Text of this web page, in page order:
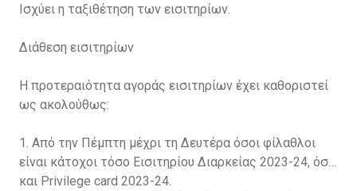
Ισχύει η ταξιθέτηση των εισιτηρίων.
Διάθεση εισιτηρίων
Η προτεραιότητα αγοράς εισιτηρίων έχει καθοριστεί
ως ακολούθως:
1. Από την Πέμπτη μέχρι τη Δευτέρα όσοι φίλαθλοι
είναι κάτοχοι τόσο Εισιτηρίου Διαρκείας 2023-24, όσο
και Privilege card 2023-24.